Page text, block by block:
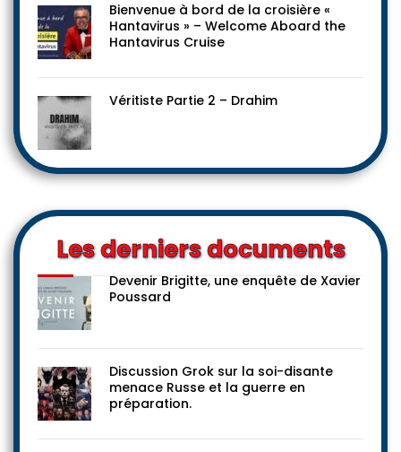
Bienvenue à bord de la croisière «
Hantavirus » – Welcome Aboard the
Hantavirus Cruise
Véritiste Partie 2 – Drahim
Les derniers documents
Devenir Brigitte, une enquête de Xavier
Poussard
Discussion Grok sur la soi-disante
menace Russe et la guerre en
préparation.